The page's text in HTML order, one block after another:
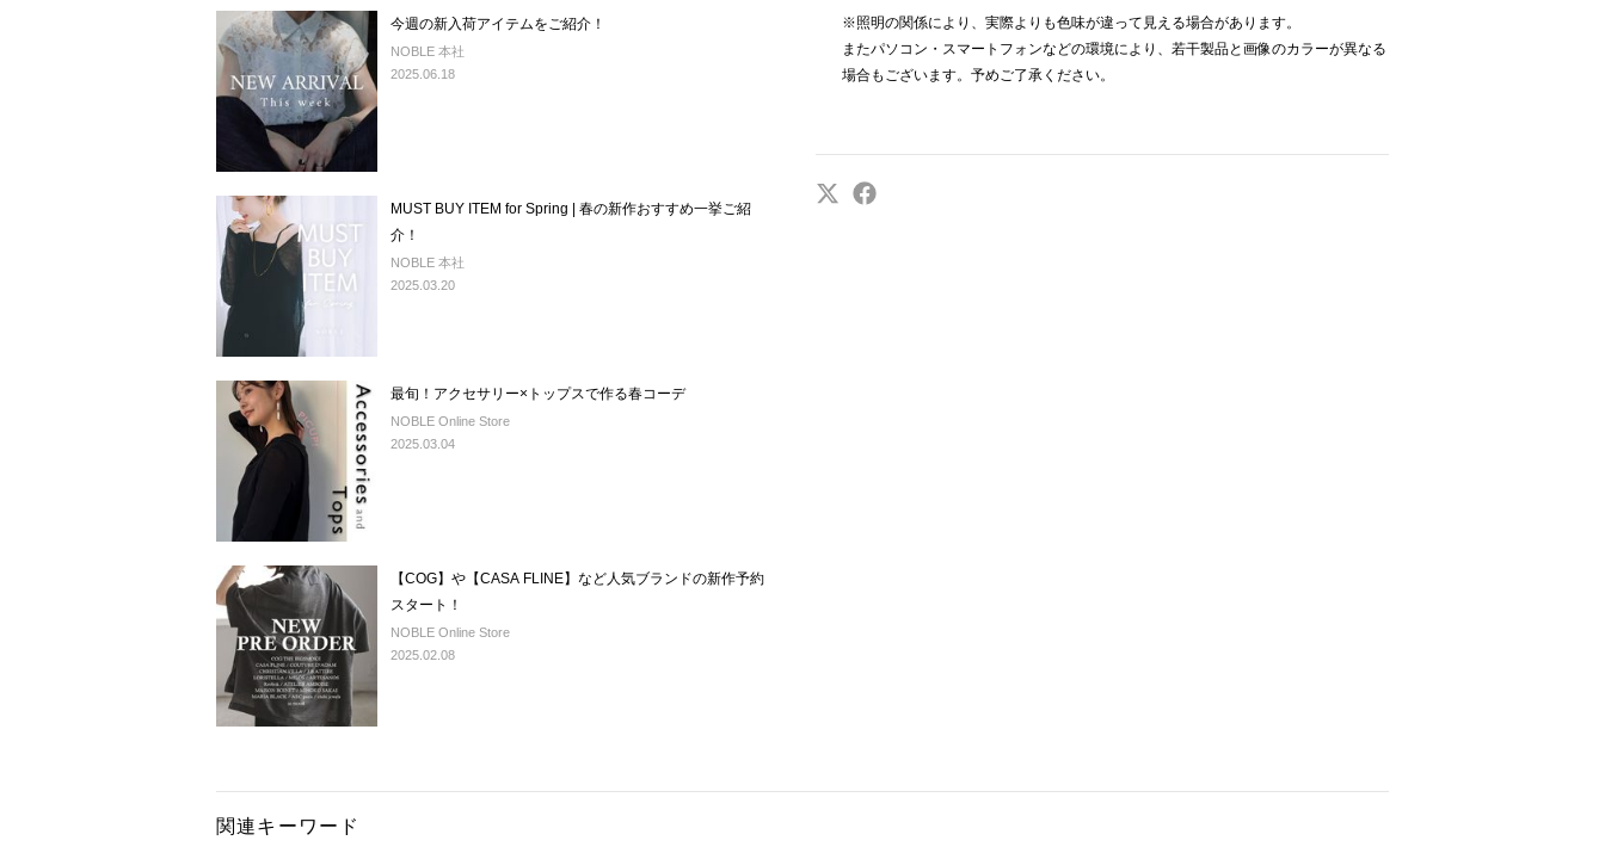
今週の新入荷アイテムをご紹介！
NOBLE 本社
2025.06.18
MUST BUY ITEM for Spring | 春の新作おすすめ一挙ご紹
介！
NOBLE 本社
2025.03.20
最旬！アクセサリー×トップスで作る春コーデ
NOBLE Online Store
2025.03.04
【COG】や【CASA FLINE】など人気ブランドの新作予約
スタート！
NOBLE Online Store
2025.02.08
※照明の関係により、実際よりも色味が違って見える場合があります。
またパソコン・スマートフォンなどの環境により、若干製品と画像のカラーが異なる
場合もございます。予めご了承ください。
関連キーワード